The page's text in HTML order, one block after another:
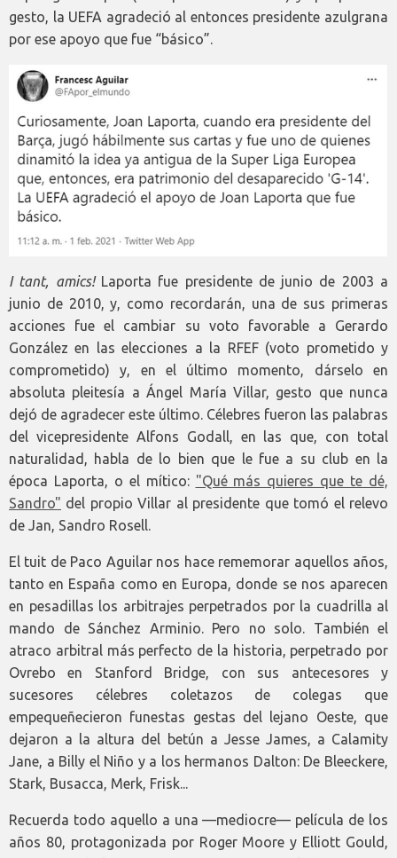
gesto, la UEFA agradeció al entonces presidente azulgrana
por ese apoyo que fue “básico”.
I tant, amics!Laporta fue presidente de junio de 2003 a
junio de 2010, y, como recordarán, una de sus primeras
acciones fue el cambiar su voto favorable a Gerardo
González en las elecciones a la RFEF (voto prometido y
comprometido) y, en el último momento, dárselo en
absoluta pleitesía a Ángel María Villar, gesto que nunca
dejó de agradecer este último. Célebres fueron las palabras
del vicepresidente Alfons Godall, en las que, con total
naturalidad, habla de lo bien que le fue a su club en la
época Laporta, o el mítico: "Qué más quieres que te dé,
Sandro" del propio Villar al presidente que tomó el relevo
de Jan, Sandro Rosell.
El tuit de Paco Aguilar nos hace rememorar aquellos años,
tanto en España como en Europa, donde se nos aparecen
en pesadillas los arbitrajes perpetrados por la cuadrilla al
mando de Sánchez Arminio. Pero no solo. También el
atraco arbitral más perfecto de la historia, perpetrado por
Ovrebo en Stanford Bridge, con sus antecesores y
sucesores célebres coletazos de colegas que
empequeñecieron funestas gestas del lejano Oeste, que
dejaron a la altura del betún a Jesse James, a Calamity
Jane, a Billy el Niño y a los hermanos Dalton: De Bleeckere,
Stark, Busacca, Merk, Frisk...
Recuerda todo aquello a una —mediocre— película de los
años 80, protagonizada por Roger Moore y Elliott Gould,